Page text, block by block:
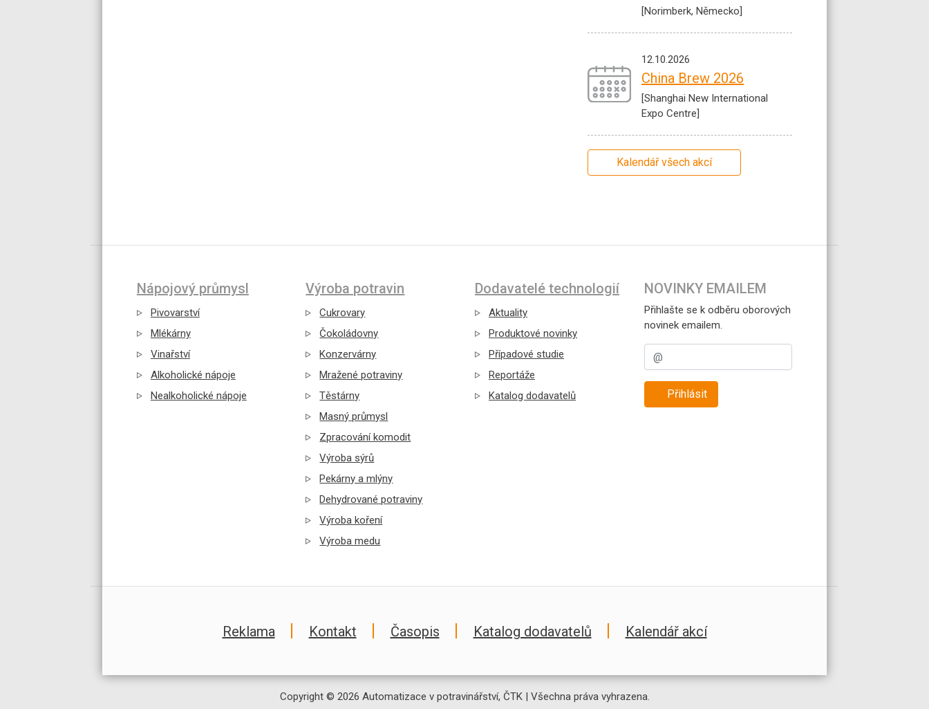
[Norimberk, Německo]
12.10.2026
China Brew 2026
[Shanghai New International
Expo Centre]
Kalendář všech akcí
Nápojový průmysl
Pivovarství
Mlékárny
Vinařství
Alkoholické nápoje
Nealkoholické nápoje
Výroba potravin
Cukrovary
Čokoládovny
Konzervárny
Mražené potraviny
Těstárny
Masný průmysl
Zpracování komodit
Výroba sýrů
Pekárny a mlýny
Dehydrované potraviny
Výroba koření
Výroba medu
Dodavatelé technologií
Aktuality
Produktové novinky
Případové studie
Reportáže
Katalog dodavatelů
NOVINKY EMAILEM
Přihlašte se k odběru oborových
novinek emailem.
Přihlásit
Reklama Kontakt Časopis Katalog dodavatelů Kalendář akcí
Copyright © 2026 Automatizace v potravinářství, ČTK | Všechna práva vyhrazena.